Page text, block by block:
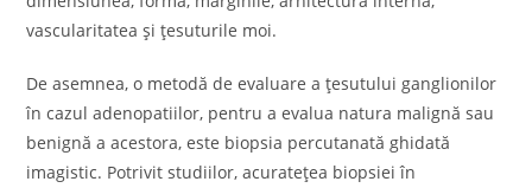
vascularitatea și țesuturile moi.
De asemnea, o metodă de evaluare a țesutului ganglionilor
în cazul adenopatiilor, pentru a evalua natura malignă sau
benignă a acestora, este biopsia percutanată ghidată
imagistic. Potrivit studiilor, acuratețea biopsiei în